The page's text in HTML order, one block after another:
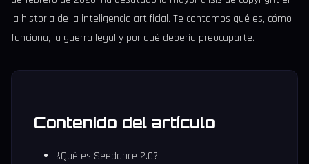
la historia de la inteligencia artificial. Te contamos qué es, cómo
funciona, la guerra legal y por qué debería preocuparte.
Contenido del artículo
¿Qué es Seedance 2.0?